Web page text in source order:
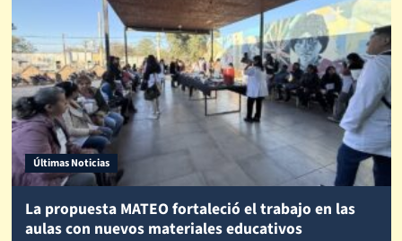
Últimas Noticias
La propuesta MATEO fortaleció el trabajo en las
aulas con nuevos materiales educativos